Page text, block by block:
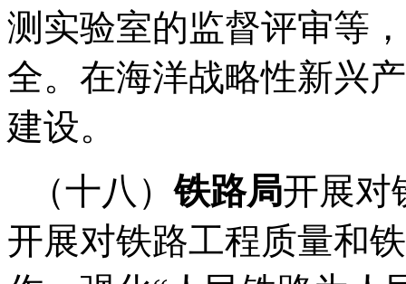
测实验室的监督评审等
全。在海洋战略性新兴
建设。
（十八）铁路局开展对
开展对铁路工程质量和